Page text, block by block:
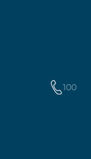
100